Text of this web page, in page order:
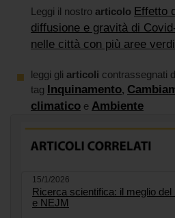
Leggi il nostro articolo Effetto
diffusione e gravità di
nelle città con più aree
leggi gli articoli contrassegnati
tag Inquinamento,
climatico e Ambiente
15/1/2026
Ricerca scientifica: il meglio
e NEJM